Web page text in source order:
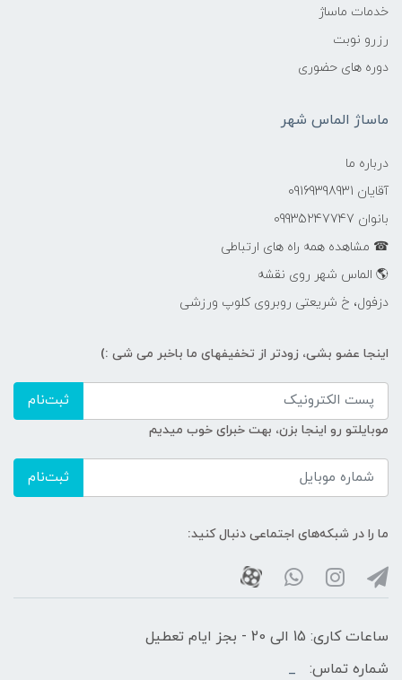
خدمات ماساژ
رزرو نوبت
دوره های حضوری
ماساژ الماس شهر
درباره ما
آقایان 09169398931
بانوان 09935247747
☎ مشاهده همه راه های ارتباطی
🌎 الماس شهر روی نقشه
دزفول، خ شریعتی روبروی کلوپ ورزشی
اینجا عضو بشی، زودتر از تخفیفهای ما باخبر می شی :)
ثبت‌نام
موبایلتو رو اینجا بزن، بهت خبرای خوب میدیم
ثبت‌نام
ما را در شبکه‌های اجتماعی دنبال کنید:
ساعات کاری: 15 الی 20 - بجز ایام تعطیل
شماره تماس:
_